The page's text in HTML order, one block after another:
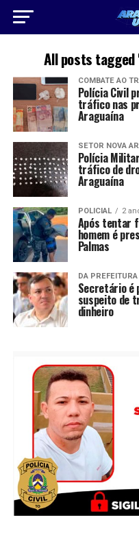
All posts tagged
COMBATE AO
Polícia Civil
tráfico nas
Araguaína
SETOR NOVA
Polícia
tráfico de
Araguaína
POLICIAL 2
Após tentar
homem é
Palmas
DA
Secretário é
suspeito de
dinheiro